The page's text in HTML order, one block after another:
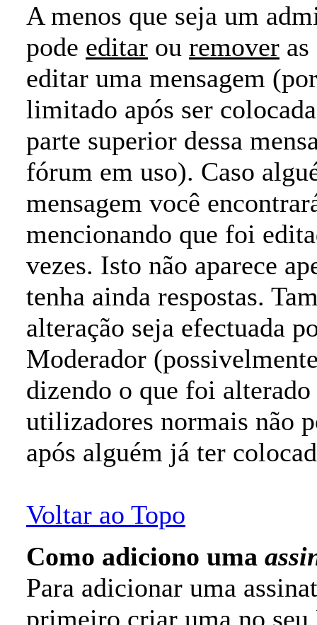
A menos que seja um
pode editar ou remover
editar uma mensagem
limitado após ser
parte superior dessa
fórum em uso). Caso
mensagem você
mencionando que foi
vezes. Isto não aparece
tenha ainda respostas.
alteração seja efectuada
Moderador
dizendo o que foi
utilizadores normais não
após alguém já ter
Voltar ao Topo
Como adiciono uma
Para adicionar uma
primeiro criar uma no seu